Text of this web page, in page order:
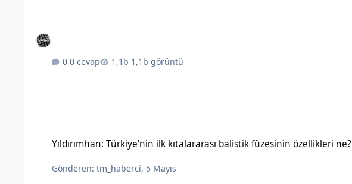
0 cevap 1,1b görüntü
Yıldırımhan: Türkiye'nin ilk kıtalararası balistik füzesinin özellikleri ne?
Gönderen:tm_haberci, 5 Mayıs